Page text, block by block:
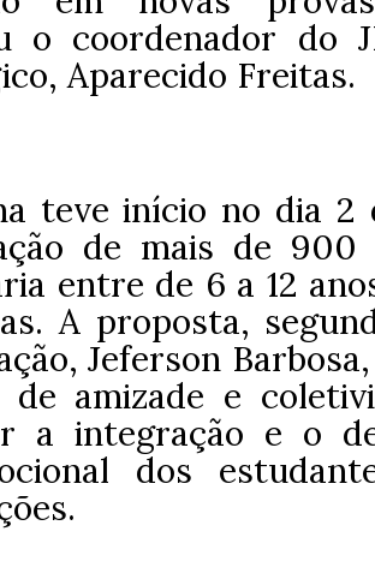
o coordenador do
Aparecido Freitas.
teve início no dia 2
de mais de 900
entre de 6 a 12
A proposta,
Jeferson
de amizade e
a integração e o
dos